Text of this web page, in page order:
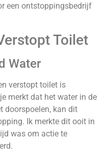
een ontstoppingsbedrijf
Toilet
Water
verstopt toilet is
merkt dat het water in de
doorspoelen, kan dit
Ik merkte dit ooit in
was om actie te